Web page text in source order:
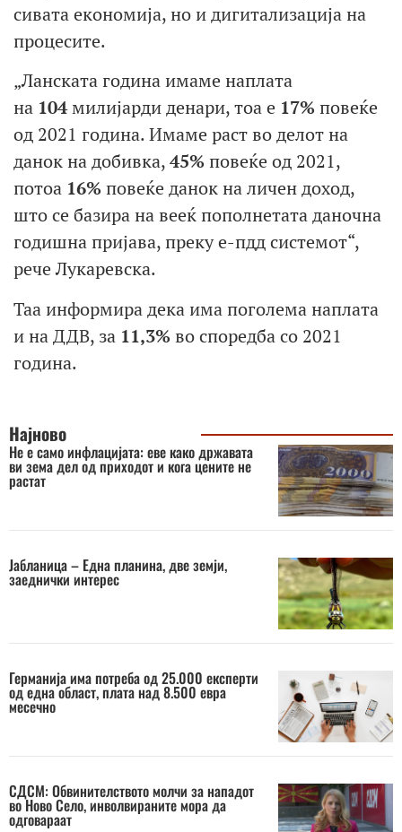
сивата економија, но и дигитализација на
процесите.
„Ланската година имаме наплата
на 104милијарди денари, тоа е 17% повеќе
од 2021 година. Имаме раст во делот на
данок на добивка,45% повеќе од 2021,
потоа 16% повеќе данок на личен доход,
што се базира на вееќ пополнетата даночна
годишна пријава, преку е-пдд системот“,
рече Лукаревска.
Таа информира дека има поголема наплата
и на ДДВ, за 11,3% во споредба со 2021
година.
Најново
Не е само инфлацијата: еве како државата
ви зема дел од приходот и кога цените не
растат
Јабланица – Една планина, две земји,
заеднички интерес
Германија има потреба од 25.000 експерти
од една област, плата над 8.500 евра
месечно
СДСМ: Обвинителството молчи за нападот
во Ново Село, инволвираните мора да
одговараат